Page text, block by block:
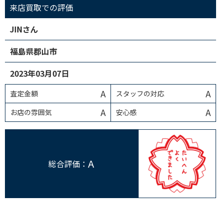
来店買取での評価
JINさん
福島県郡山市
2023年03月07日
査定金額 A スタッフの対応 A
お店の雰囲気 A 安心感 A
総合評価： A